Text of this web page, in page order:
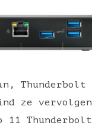
Thunderbolt
ze
11